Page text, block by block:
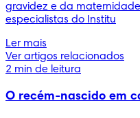
gravidez e da
especialistas do Institu
Ler mais
Ver artigos relacionados
2 min de leitura
O recém-nascido em